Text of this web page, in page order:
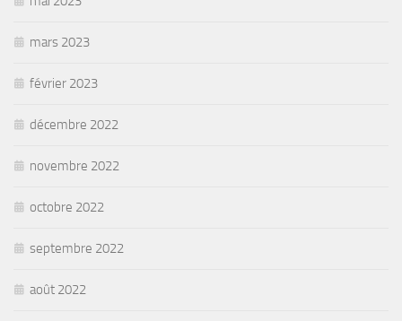
mars 2023
février 2023
décembre 2022
novembre 2022
octobre 2022
septembre 2022
août 2022